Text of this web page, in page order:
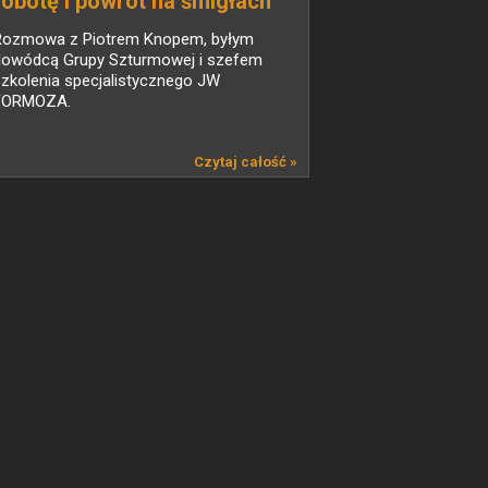
z Piotrem Knopem, byłym
Grupy Szturmowej i szefem
specjalistycznego JW
Czytaj całość »